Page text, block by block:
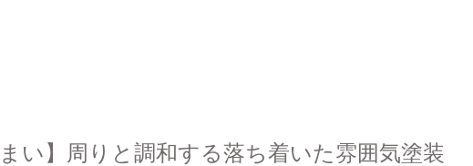
まい】周りと調和する落ち着いた雰囲気塗装